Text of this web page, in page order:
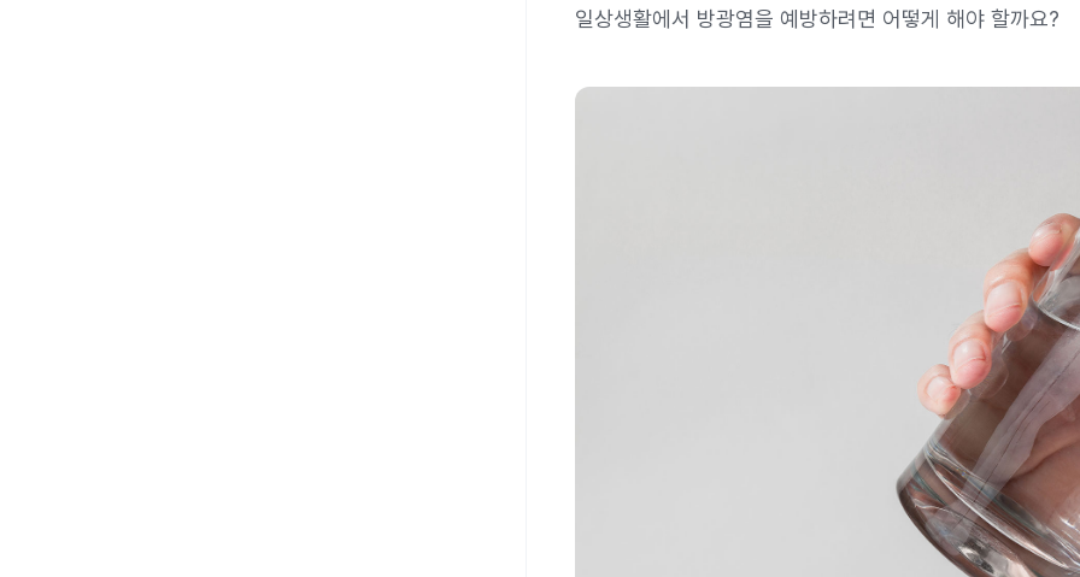
일상생활에서 방광염을 예방하려면 어떻게 해야 할까요?